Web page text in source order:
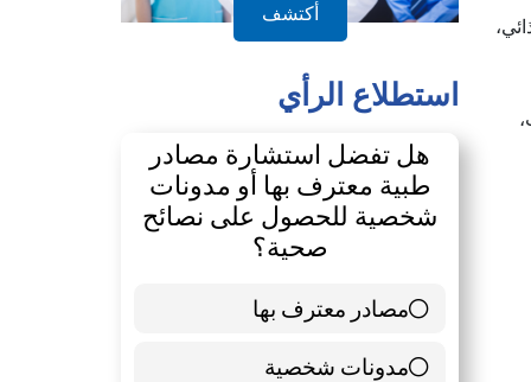
أكتشف
استطلاع الرأي
هل تفضل استشارة مصادر
طبية معترف بها أو مدونات
شخصية للحصول على نصائح
صحية؟
مصادر معترف بها
39 ( 65 % )
مدونات شخصية
21 ( 35 % )